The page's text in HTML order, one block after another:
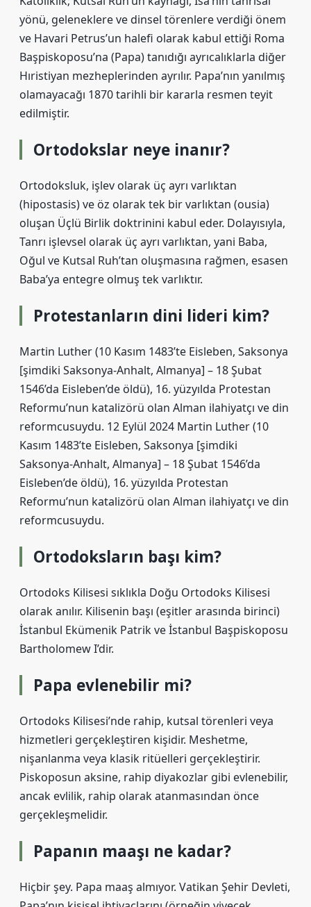
yönü, geleneklere ve dinsel törenlere verdiği önem
ve Havari Petrus’un halefi olarak kabul ettiği Roma
Başpiskoposu’na (Papa) tanıdığı ayrıcalıklarla diğer
Hıristiyan mezheplerinden ayrılır. Papa’nın yanılmış
olamayacağı 1870 tarihli bir kararla resmen teyit
edilmiştir.
Ortodokslar neye inanır?
Ortodoksluk, işlev olarak üç ayrı varlıktan
(hipostasis) ve öz olarak tek bir varlıktan (ousia)
oluşan Üçlü Birlik doktrinini kabul eder. Dolayısıyla,
Tanrı işlevsel olarak üç ayrı varlıktan, yani Baba,
Oğul ve Kutsal Ruh’tan oluşmasına rağmen, esasen
Baba’ya entegre olmuş tek varlıktır.
Protestanların dini lideri kim?
Martin Luther (10 Kasım 1483’te Eisleben, Saksonya
[şimdiki Saksonya-Anhalt, Almanya] – 18 Şubat
1546’da Eisleben’de öldü), 16. yüzyılda Protestan
Reformu’nun katalizörü olan Alman ilahiyatçı ve din
reformcusuydu. 12 Eylül 2024 Martin Luther (10
Kasım 1483’te Eisleben, Saksonya [şimdiki
Saksonya-Anhalt, Almanya] – 18 Şubat 1546’da
Eisleben’de öldü), 16. yüzyılda Protestan
Reformu’nun katalizörü olan Alman ilahiyatçı ve din
reformcusuydu.
Ortodoksların başı kim?
Ortodoks Kilisesi sıklıkla Doğu Ortodoks Kilisesi
olarak anılır. Kilisenin başı (eşitler arasında birinci)
İstanbul Ekümenik Patrik ve İstanbul Başpiskoposu
Bartholomew I’dir.
Papa evlenebilir mi?
Ortodoks Kilisesi’nde rahip, kutsal törenleri veya
hizmetleri gerçekleştiren kişidir. Meshetme,
nişanlanma veya klasik ritüelleri gerçekleştirir.
Piskoposun aksine, rahip diyakozlar gibi evlenebilir,
ancak evlilik, rahip olarak atanmasından önce
gerçekleşmelidir.
Papanın maaşı ne kadar?
Hiçbir şey. Papa maaş almıyor. Vatikan Şehir Devleti,